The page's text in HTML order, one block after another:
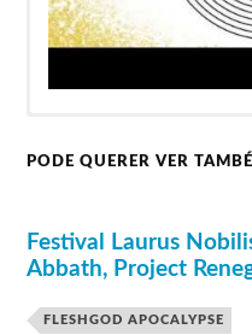
Infraktor
Cruz de Ferro
Hills
Bilhetes podem ser
Preços Geral – 45€
PODE QUERER VER
Festival Laurus
Abbath, Project
FLESHGOD APOCALYPSE